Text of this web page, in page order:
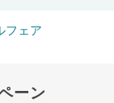
フェア
ーン